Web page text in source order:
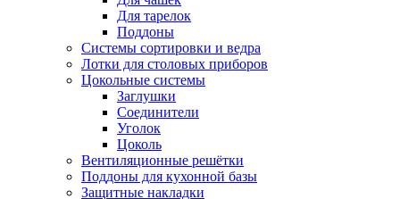
Для тарелок
Поддоны
Системы сортировки и ведра
Лотки для столовых приборов
Цокольные системы
Заглушки
Соединители
Уголок
Цоколь
Вентиляционные решётки
Поддоны для кухонной базы
Защитные накладки